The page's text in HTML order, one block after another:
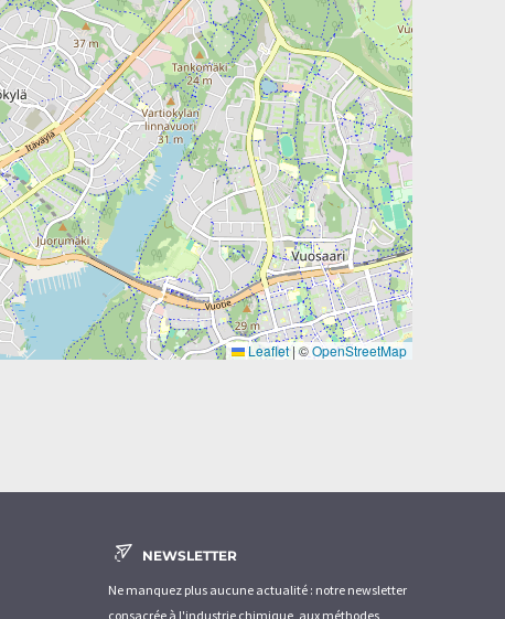
Leaflet |©OpenStreetMap
NEWSLETTER
Ne manquez plus aucune actualité : notre newsletter
consacrée à l'industrie chimique, aux méthodes